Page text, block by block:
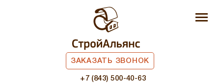
ЗАКАЗАТЬ ЗВОНОК
+7 (843) 500-40-63